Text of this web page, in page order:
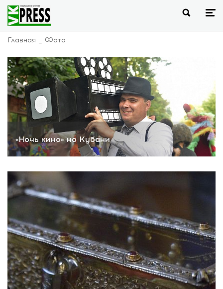
Главная Фото
«Ночь кино» на Кубани